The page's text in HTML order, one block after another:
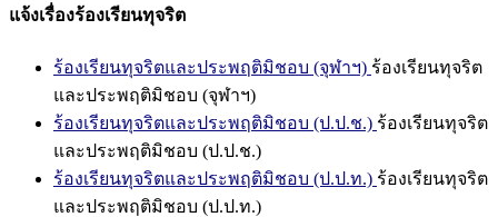
แจ้งเรื่องร้องเรียนทุจริต
ร้องเรียนทุจริตและประพฤติมิชอบ (จุฬาฯ) ร้องเรียนทุจริต
และประพฤติมิชอบ (จุฬาฯ)
ร้องเรียนทุจริตและประพฤติมิชอบ (ป.ป.ช.) ร้องเรียนทุจริต
และประพฤติมิชอบ (ป.ป.ช.)
ร้องเรียนทุจริตและประพฤติมิชอบ (ป.ป.ท.) ร้องเรียนทุจริต
และประพฤติมิชอบ (ป.ป.ท.)